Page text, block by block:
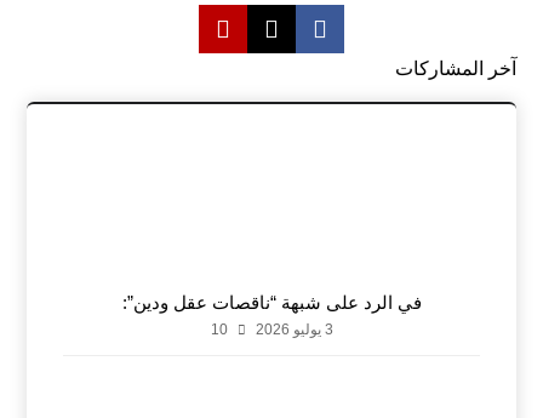
آخر المشاركات
في الرد على شبهة “ناقصات عقل ودين”:
3 يوليو 2026 10